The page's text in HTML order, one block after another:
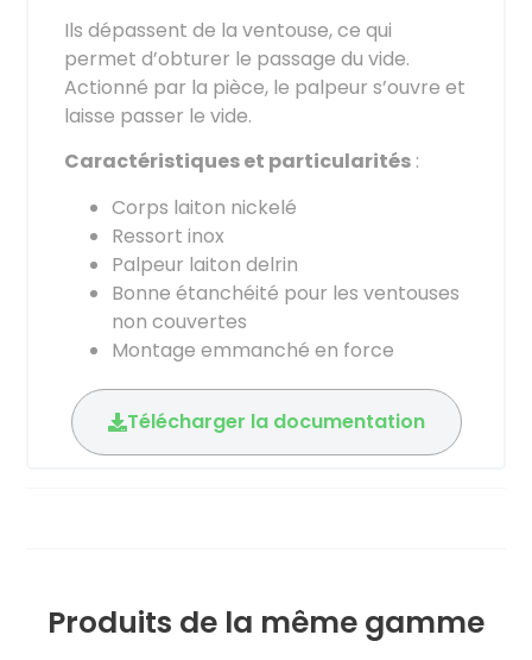
Ils dépassent de la ventouse, ce qui
permet d’obturer le passage du vide.
Actionné par la pièce, le palpeur s’ouvre et
laisse passer le vide.
Caractéristiques et particularités :
Corps laiton nickelé
Ressort inox
Palpeur laiton delrin
Bonne étanchéité pour les ventouses
non couvertes
Montage emmanché en force
Télécharger la documentation
Produits de la même gamme